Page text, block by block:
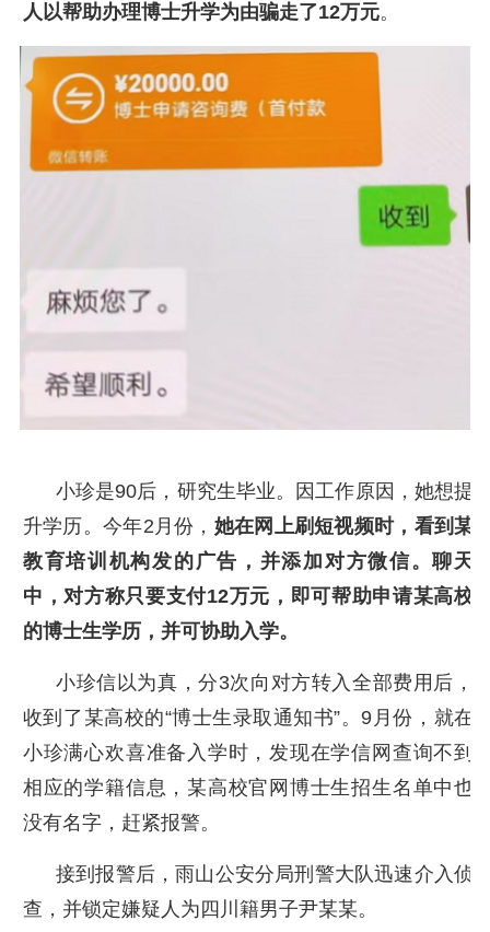
人以帮助办理博士升学为由骗走了12万元。
小珍是90后，研究生毕业。因工作原因，她想提
升学历。今年2月份， 她在网上刷短视频时，看到某
教育培训机构发的广告，并添加对方微信。聊天
中，对方称只要支付12万元，即可帮助申请某高校
的博士生学历，并可协助入学。
小珍信以为真，分3次向对方转入全部费用后，
收到了某高校的“博士生录取通知书”。9月份，就在
小珍满心欢喜准备入学时，发现在学信网查询不到
相应的学籍信息，某高校官网博士生招生名单中也
没有名字，赶紧报警。
接到报警后，雨山公安分局刑警大队迅速介入侦
查，并锁定嫌疑人为四川籍男子尹某某。